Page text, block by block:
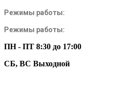
Режимы работы:
Режимы работы:
ПН - ПТ 8:30 до 17:00
СБ, ВС Выходной